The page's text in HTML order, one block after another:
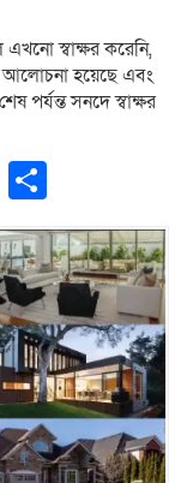
স্বাক্ষর করেনি,
আলোচনা হয়েছে এবং
পর্যন্ত সনদে স্বাক্ষর
Copy
Link